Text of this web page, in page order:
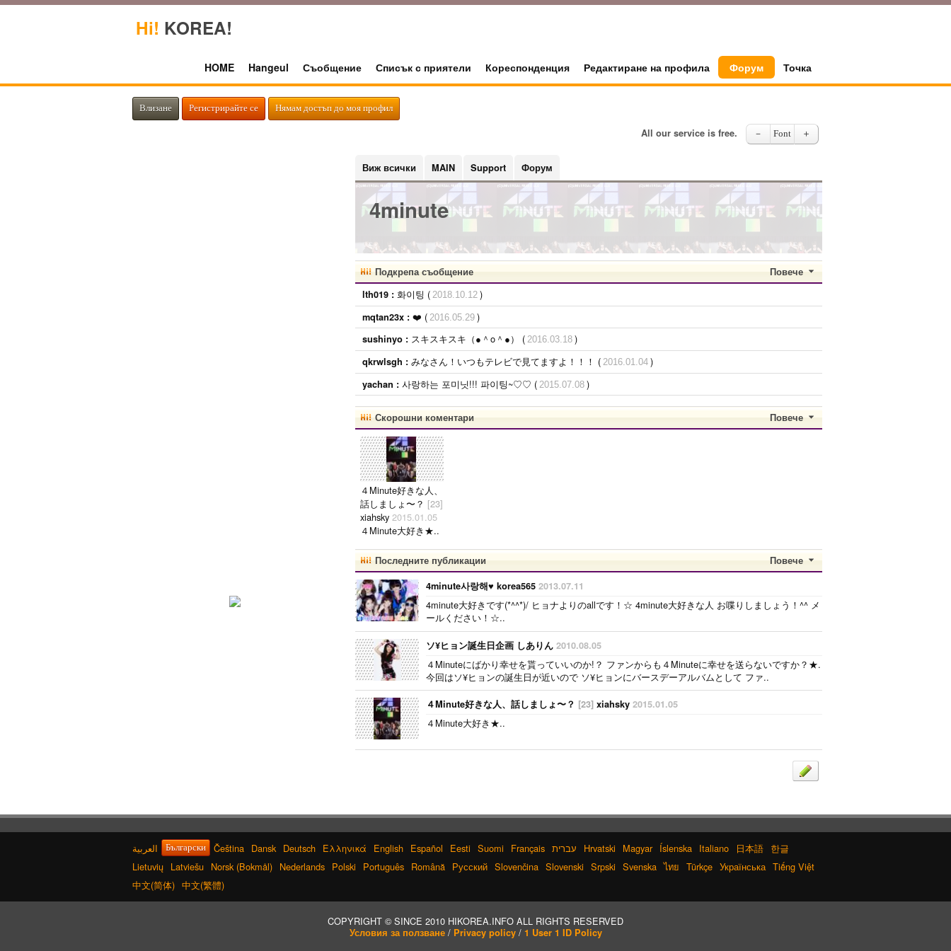
Hi! KOREA!
HOME Hangeul Съобщение Списък с приятели Кореспонденция Редактиране на профила Форум Точка
Влизане Регистрирайте се Нямам достъп до моя профил
All our service is free. － Font ＋
Виж всички MAIN Support Форум
4minute
Повече
Подкрепа съобщение
lth019 : 화이팅 ( 2018.10.12 )
mqtan23x : ❤️ ( 2016.05.29 )
sushinyo : スキスキスキ（●＾o＾●） ( 2016.03.18 )
qkrwlsgh : みなさん！いつもテレビで見てますよ！！！ ( 2016.01.04 )
yachan : 사랑하는 포미닛!!! 파이팅~♡♡ ( 2015.07.08 )
Повече
Скорошни коментари
４Minute好きな人、
話しましょ〜？ [23]
xiahsky 2015.01.05
４Minute大好き★..
Повече
Последните публикации
4minute사랑해♥ korea565 2013.07.11
4minute大好きです(*^^*)/ ヒョナよりのallです！☆ 4minute大好きな人 お喋りしましょう！^^ メ
ールください！☆..
ソ¥ヒョン誕生日企画 しありん 2010.08.05
４Minuteにばかり幸せを貰っていいのか!？ ファンからも４Minuteに幸せを送らないですか？★.
今回はソ¥ヒョンの誕生日が近いので ソ¥ヒョンにバースデーアルバムとして ファ..
４Minute好きな人、話しましょ〜？ [23] xiahsky 2015.01.05
４Minute大好き★..
Български Čeština Dansk Deutsch Ελληνικά English Español Eesti Suomi Français עברית Hrvatski Magyar Íslenska Italiano 日本語 한글
Lietuvių Latviešu Norsk (Bokmål) Nederlands Polski Português Română Русский Slovenčina Slovenski Srpski Svenska ไทย Türkçe Українська Tiếng Việt
中文(简体) 中文(繁體)
COPYRIGHT © SINCE 2010 HIKOREA.INFO ALL RIGHTS RESERVED
Условия за ползване/ Privacy policy/ 1 User 1 ID Policy